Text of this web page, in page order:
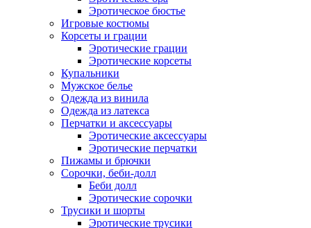
Эротическое бюстье
Игровые костюмы
Корсеты и грации
Эротические грации
Эротические корсеты
Купальники
Мужское белье
Одежда из винила
Одежда из латекса
Перчатки и аксессуары
Эротические аксессуары
Эротические перчатки
Пижамы и брючки
Сорочки, беби-долл
Беби долл
Эротические сорочки
Трусики и шорты
Эротические трусики